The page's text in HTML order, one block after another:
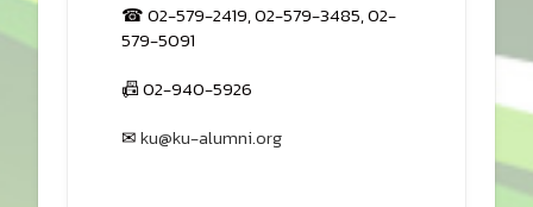
☎ 02-579-2419, 02-579-3485, 02-
579-5091
📠 02-940-5926
✉ku@ku-alumni.org